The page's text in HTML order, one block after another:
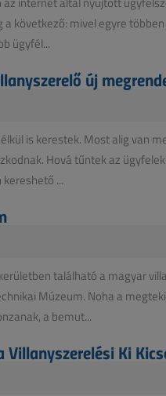
a következő: mivel egyre
ügyfél...
új
is kerestek. Most alig van
Hová tűntek az
...
található a magyar
Múzeum. Noha a
a bemut...
Villanyszerelési Ki